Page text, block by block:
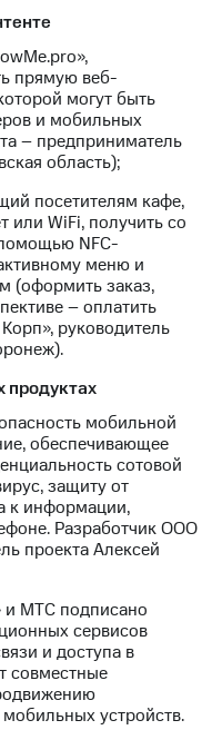
прямую веб-
могут быть
и мобильных
– предприниматель
область);
посетителям кафе,
или WiFi, получить со
NFC-
меню и
(оформить заказ,
– оплатить
руководитель
продуктах
мобильной
обеспечивающее
сотовой
защиту от
к информации,
Разработчик ООО
проекта Алексей
МТС подписано
сервисов
и доступа в
совместные
устройств.